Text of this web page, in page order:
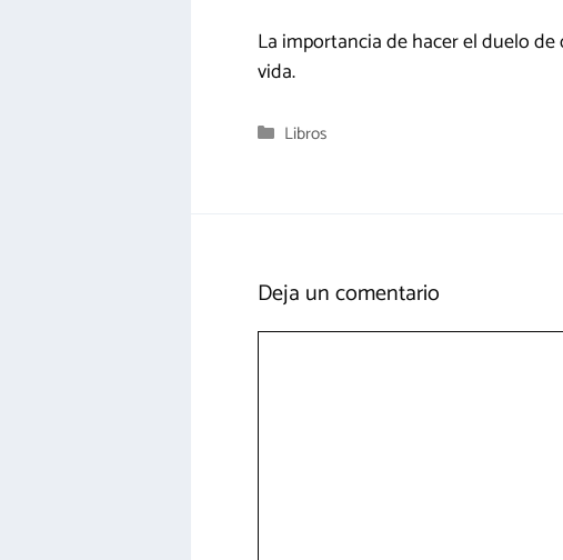
La importancia de hacer el duelo
vida.
Categorías
Libros
Deja un comentario